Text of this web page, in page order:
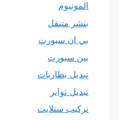
المونيوم
بنشر متنقل
بي ان سبورت
بين سبورت
تبديل بطاريات
تبديل تواير
تركيب ستلايت